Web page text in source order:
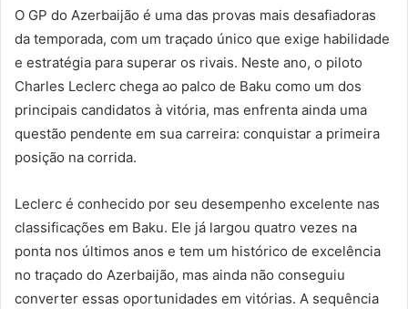
O GP do Azerbaijão é uma das provas mais desafiadoras
da temporada, com um traçado único que exige habilidade
e estratégia para superar os rivais. Neste ano, o piloto
Charles Leclerc chega ao palco de Baku como um dos
principais candidatos à vitória, mas enfrenta ainda uma
questão pendente em sua carreira: conquistar a primeira
posição na corrida.
Leclerc é conhecido por seu desempenho excelente nas
classificações em Baku. Ele já largou quatro vezes na
ponta nos últimos anos e tem um histórico de excelência
no traçado do Azerbaijão, mas ainda não conseguiu
converter essas oportunidades em vitórias. A sequência